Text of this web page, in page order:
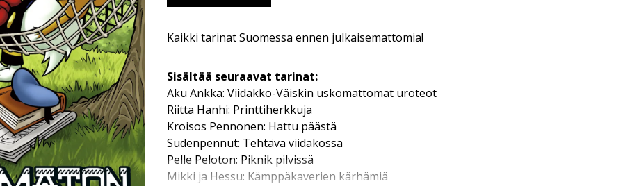
Kaikki tarinat Suomessa ennen julkaisemattomia!
Sisältää seuraavat tarinat:
Aku Ankka: Viidakko-Väiskin uskomattomat uroteot
Riitta Hanhi: Printtiherkkuja
Kroisos Pennonen: Hattu päästä
Sudenpennut: Tehtävä viidakossa
Pelle Peloton: Piknik pilvissä
Mikki ja Hessu: Kämppäkaverien kärhämiä